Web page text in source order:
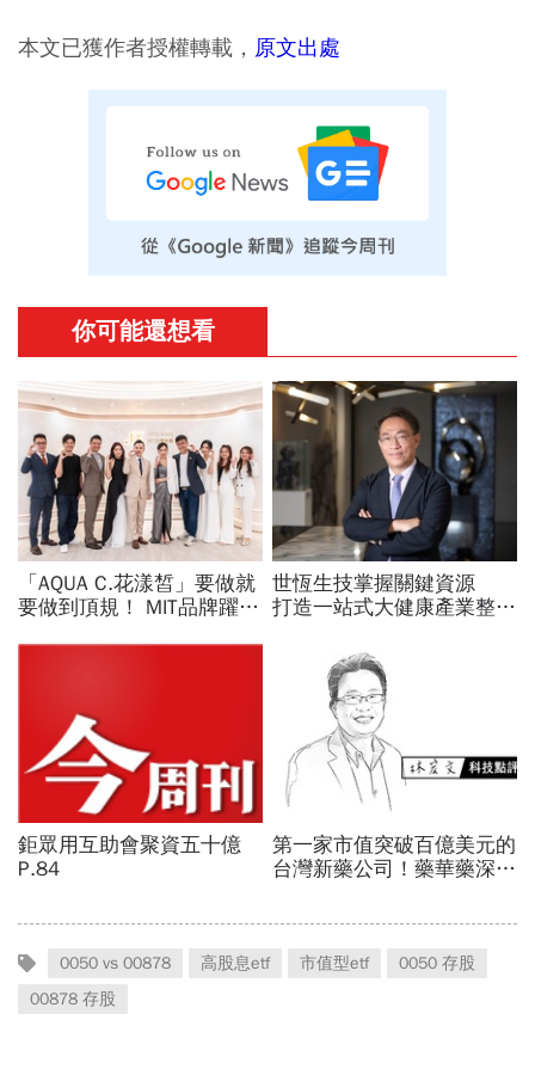
本文已獲作者授權轉載， 原文出處
0050 vs 00878 高股息etf 市值型etf
0050 存股
00878 存股